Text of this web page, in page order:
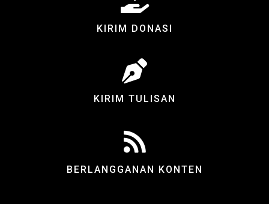
KIRIM DONASI
KIRIM TULISAN
BERLANGGANAN KONTEN